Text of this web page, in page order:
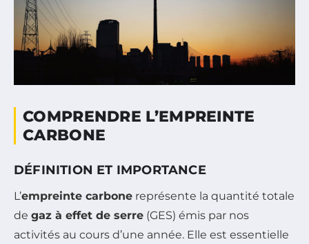
COMPRENDRE L’EMPREINTE
CARBONE
DÉFINITION ET IMPORTANCE
L’empreinte carbone représente la quantité totale
de gaz à effet de serre (GES) émis par nos
activités au cours d’une année. Elle est essentielle